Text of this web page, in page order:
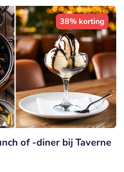
38% korting
of -diner bij Taverne